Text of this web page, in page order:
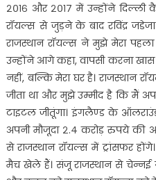
२०१६ और २०१७ में उन्होंने
रॉयल्स से जुड़ने के बाद रविंद्र
राजस्थान रॉयल्स ने मुझे मेरा
उन्होंने आगे कहा, वापसी करना
नहीं, बल्कि मेरा घर है। राजस्थान
जीता था और मुझे उम्मीद है कि मैं
टाइटल जीतूंगा। इंगलैण्ड के
अपनी मौजूदा २.४ करोड़ रुपये की
से राजस्थान रॉयल्स में ट्रांसफर
मैच खेले हैं। संजू राजस्थान से